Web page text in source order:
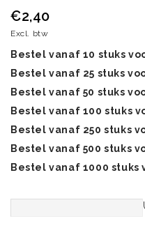
€2,40
Excl. btw
Bestel vanaf 10 stuks
Bestel vanaf 25 stuks
Bestel vanaf 50 stuks
Bestel vanaf 100 stuks
Bestel vanaf 250 stuks
Bestel vanaf 500 stuks
Bestel vanaf 1000 stuks